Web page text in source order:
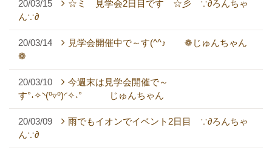
20/03/15
☆ミ 見学会2日目です ☆彡 ∵∂ろんちゃ
ん∵∂
20/03/14
見学会開催中で～す(^^♪ ❁じゅんちゃん
❁
20/03/10
今週末は見学会開催で～
す°˖✧◝(⁰▿⁰)◜✧˖° じゅんちゃん
20/03/09
雨でもイオンでイベント2日目 ∵∂ろんちゃ
ん∵∂